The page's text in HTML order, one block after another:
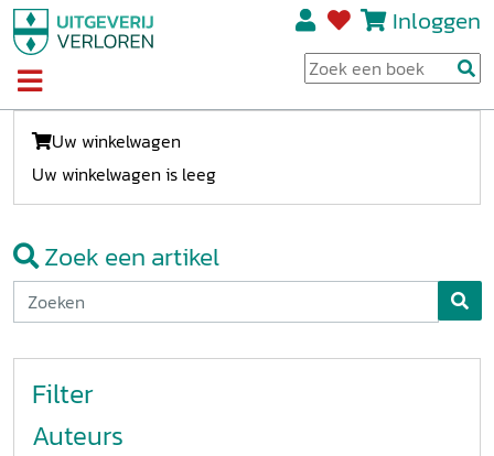
Inloggen
Uw winkelwagen
Uw winkelwagen is leeg
Zoek een artikel
Filter
Auteurs